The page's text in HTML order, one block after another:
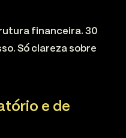
financeira. 30
Só clareza sobre
e de